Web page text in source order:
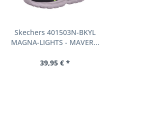
Skechers 401503N-BKYL
MAGNA-LIGHTS - MAVER...
39,95 € *